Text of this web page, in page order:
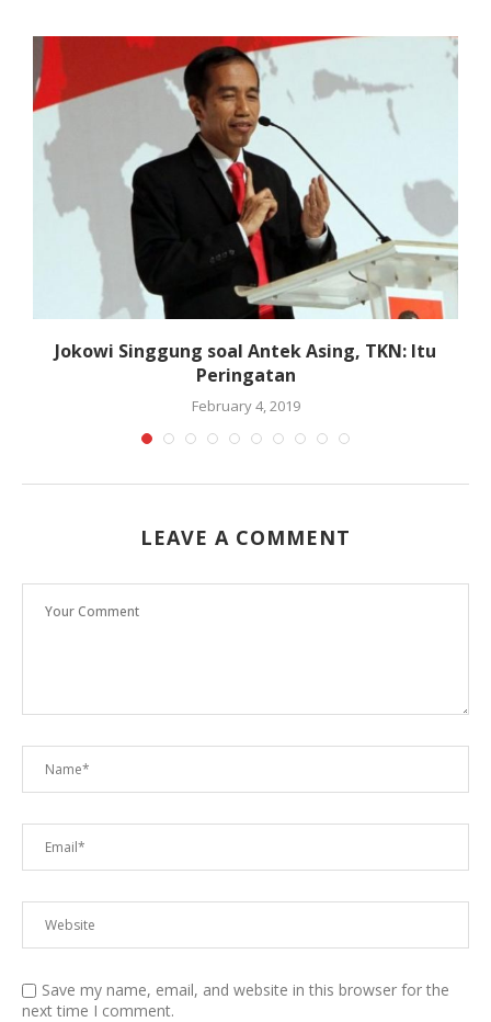
Jokowi Singgung soal Antek Asing, TKN: Itu
Peringatan
February 4, 2019
LEAVE A COMMENT
Save my name, email, and website in this browser for the
next time I comment.